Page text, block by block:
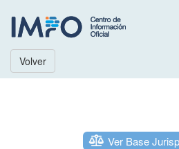
Volver
Ver Base